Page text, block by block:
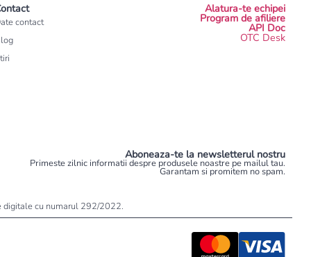
contact
Alatura-te echipei
Program de afiliere
API Doc
OTC Desk
Aboneaza-te la newsletterul nostru
Primeste zilnic informatii despre produsele noastre pe mailul tau.
Garantam si promitem no spam.
digitale cu numarul 292/2022.